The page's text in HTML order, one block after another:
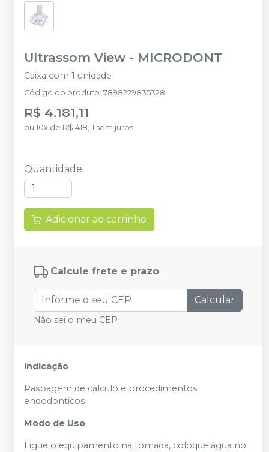
Ultrassom View - MICRODONT
Caixa com 1 unidade
Código do produto: 7898229835328
R$ 4.181,11
ou 10x de R$ 418,11 sem juros
Quantidade:
Adicionar ao carrinho
Calcule frete e prazo
Calcular
Não sei o meu CEP
Indicação
Raspagem de cálculo e procedimentos
endodonticos
Modo de Uso
Ligue o equipamento na tomada, coloque água no